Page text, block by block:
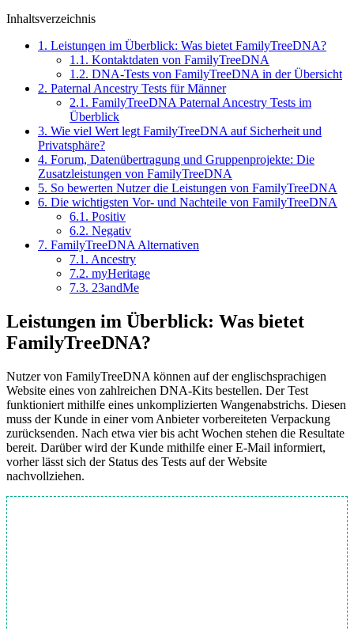
Inhaltsverzeichnis
1. Leistungen im Überblick: Was bietet FamilyTreeDNA?
1.1. Kontaktdaten von FamilyTreeDNA
1.2. DNA-Tests von FamilyTreeDNA in der Übersicht
2. Paternal Ancestry Tests für Männer
2.1. FamilyTreeDNA Paternal Ancestry Tests im
Überblick
3. Wie viel Wert legt FamilyTreeDNA auf Sicherheit und
Privatsphäre?
4. Forum, Datenübertragung und Gruppenprojekte: Die
Zusatzleistungen von FamilyTreeDNA
5. So bewerten Nutzer die Leistungen von FamilyTreeDNA
6. Die wichtigsten Vor- und Nachteile von FamilyTreeDNA
6.1. Positiv
6.2. Negativ
7. FamilyTreeDNA Alternativen
7.1. Ancestry
7.2. myHeritage
7.3. 23andMe
Leistungen im Überblick: Was bietet
FamilyTreeDNA?
Nutzer von FamilyTreeDNA können auf der englischsprachigen
Website eines von zahlreichen DNA-Kits bestellen. Der Test
funktioniert mithilfe eines unkomplizierten Wangenabstrichs. Diesen
muss der Kunde in einer vom Anbieter vorbereiteten Verpackung
zurücksenden. Nach etwa vier bis acht Wochen stehen die Resultate
bereit. Darüber wird der Kunde mithilfe einer E-Mail informiert,
vorher lässt sich der Status des Tests auf der Website
nachvollziehen.